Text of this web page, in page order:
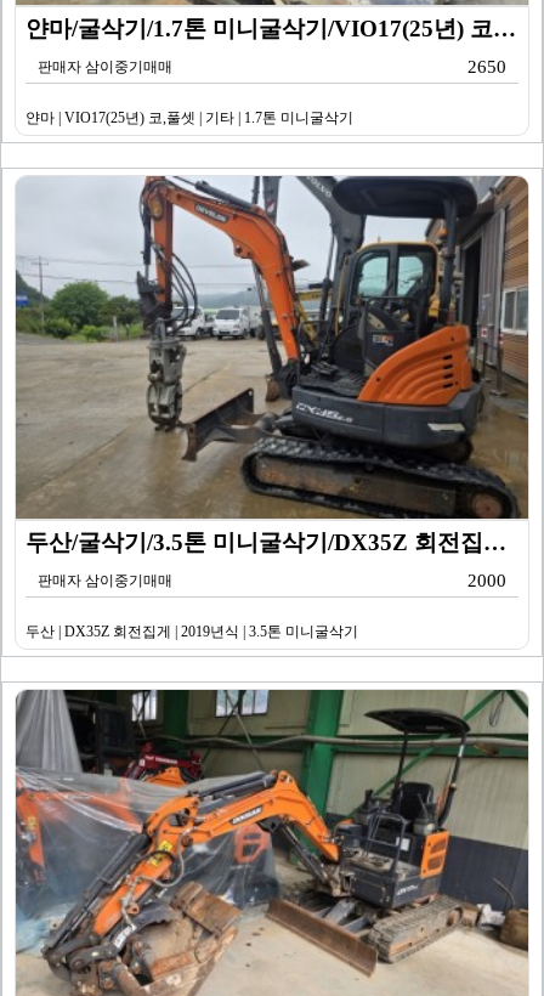
얀마/굴삭기/1.7톤 미니굴삭기/VIO17(25년) 코…
판매자 삼이중기매매 2650
얀마 | VIO17(25년) 코,풀셋 | 기타 | 1.7톤 미니굴삭기
두산/굴삭기/3.5톤 미니굴삭기/DX35Z 회전집게/2…
판매자 삼이중기매매 2000
두산 | DX35Z 회전집게 | 2019년식 | 3.5톤 미니굴삭기